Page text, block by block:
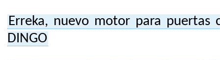
Erreka, nuevo motor para puertas
DINGO